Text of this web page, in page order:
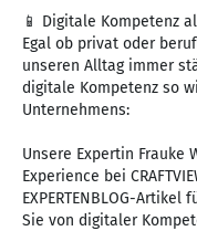
📱 Digitale Kompetenz
Egal ob privat oder
unseren Alltag immer
digitale Kompetenz so
Unternehmens:
Unsere Expertin Frauke
Experience bei
EXPERTENBLOG-
Sie von digitaler